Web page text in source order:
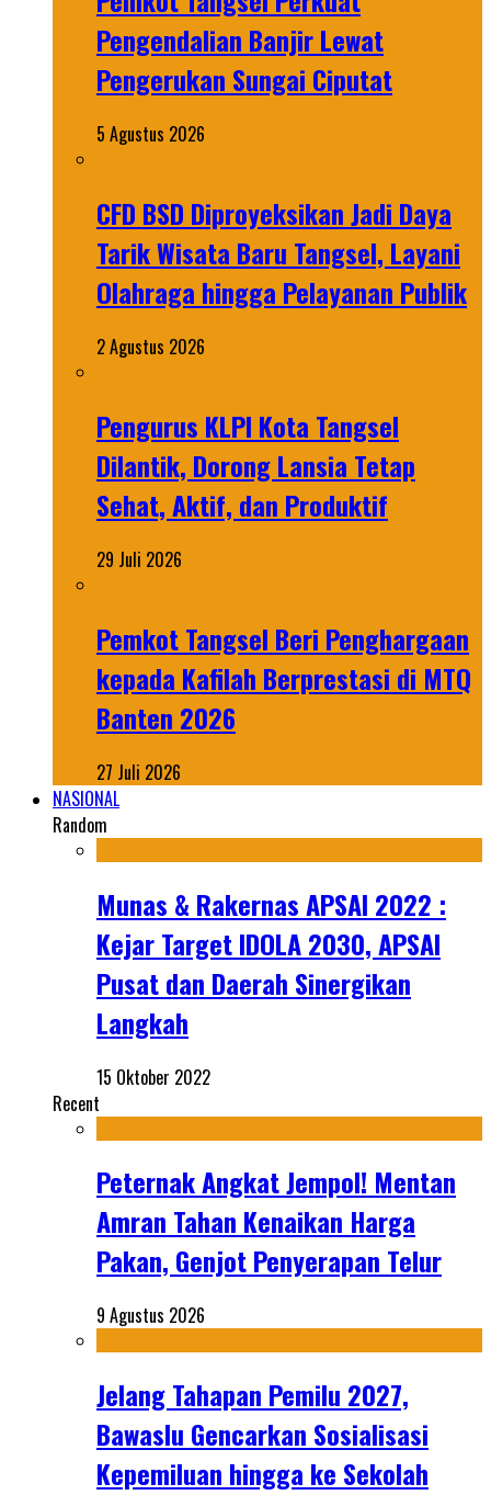
Pengendalian Banjir Lewat
Pengerukan Sungai Ciputat
5 Agustus 2026
CFD BSD Diproyeksikan Jadi Daya
Tarik Wisata Baru Tangsel, Layani
Olahraga hingga Pelayanan Publik
2 Agustus 2026
Pengurus KLPI Kota Tangsel
Dilantik, Dorong Lansia Tetap
Sehat, Aktif, dan Produktif
29 Juli 2026
Pemkot Tangsel Beri Penghargaan
kepada Kafilah Berprestasi di MTQ
Banten 2026
27 Juli 2026
NASIONAL
Random
Munas & Rakernas APSAI 2022 :
Kejar Target IDOLA 2030, APSAI
Pusat dan Daerah Sinergikan
Langkah
15 Oktober 2022
Recent
Peternak Angkat Jempol! Mentan
Amran Tahan Kenaikan Harga
Pakan, Genjot Penyerapan Telur
9 Agustus 2026
Jelang Tahapan Pemilu 2027,
Bawaslu Gencarkan Sosialisasi
Kepemiluan hingga ke Sekolah